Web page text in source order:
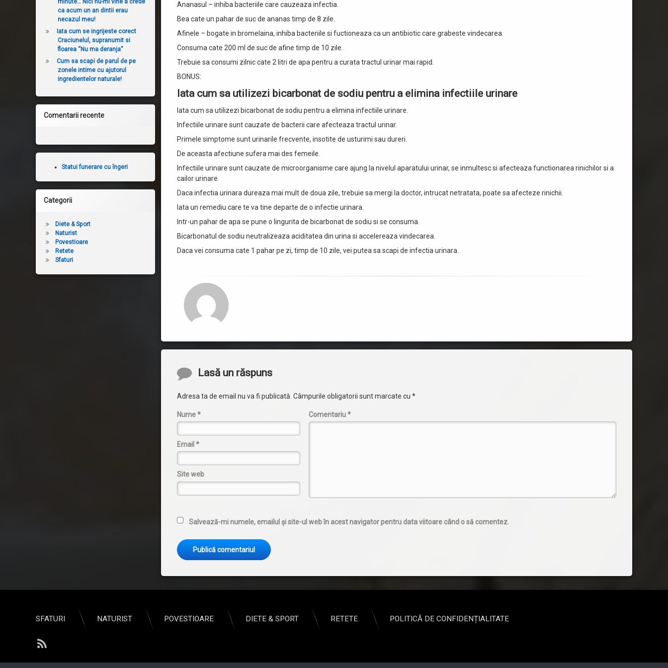
Ananasul – inhiba bacteriile care cauzeaza infectia.
Bea cate un pahar de suc de ananas timp de 8 zile.
Afinele – bogate in bromelaina, inhiba bacteriile si fuctioneaza ca un antibiotic care grabeste vindecarea.
Consuma cate 200 ml de suc de afine timp de 10 zile.
Trebuie sa consumi zilnic cate 2 litri de apa pentru a curata tractul urinar mai rapid.
BONUS:
Iata cum sa utilizezi bicarbonat de sodiu pentru a elimina infectiile urinare
Iata cum sa utilizezi bicarbonat de sodiu pentru a elimina infectiile urinare.
Infectiile urinare sunt cauzate de bacterii care afecteaza tractul urinar.
Primele simptome sunt urinarile frecvente, insotite de usturimi sau dureri.
De aceasta afectiune sufera mai des femeile.
Infectiile urinare sunt cauzate de microorganisme care ajung la nivelul aparatului urinar, se inmultesc si afecteaza functionarea rinichilor si a
cailor urinare.
Daca infectia urinara dureaza mai mult de doua zile, trebuie sa mergi la doctor, intrucat netratata, poate sa afecteze rinichii.
Iata un remediu care te va tine departe de o infectie urinara.
Intr-un pahar de apa se pune o lingurita de bicarbonat de sodiu si se consuma.
Bicarbonatul de sodiu neutralizeaza aciditatea din urina si accelereaza vindecarea.
Daca vei consuma cate 1 pahar pe zi, timp de 10 zile, vei putea sa scapi de infectia urinara.
Comentarii
Lasă un răspuns
Adresa ta de email nu va fi publicată. Câmpurile obligatorii sunt marcate cu *
Comentariu*
Nume*
Email *
Site web
Salvează-mi numele, emailul și site-ul web în acest navigator pentru data viitoare când o să comentez.
minute… Nici nu-mi vine a crede
ca acum un an dintii erau
necazul meu!
Iata cum se ingrijeste corect
Craciunelul, supranumit si
floarea “Nu ma deranja”
Cum sa scapi de parul de pe
zonele intime cu ajutorul
ingredientelor naturale!
Comentarii recente
Statui funerare cu îngeri
Categorii
Diete & Sport
Naturist
Povestioare
Retete
Sfaturi
SFATURI NATURIST POVESTIOARE DIETE & SPORT RETETE POLITICĂ DE CONFIDENȚIALITATE
RSS